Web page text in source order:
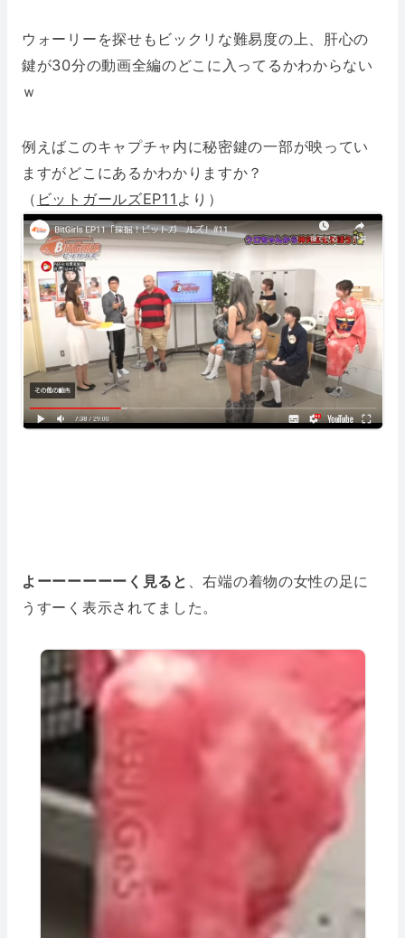
ウォーリーを探せもビックリな難易度の上、肝心の
鍵が30分の動画全編のどこに入ってるかわからない
ｗ
例えばこのキャプチャ内に秘密鍵の一部が映ってい
ますがどこにあるかわかりますか？
（ ビットガールズEP11 より）
よーーーーーーく見ると
、右端の着物の女性の足に
うすーく表示されてました。